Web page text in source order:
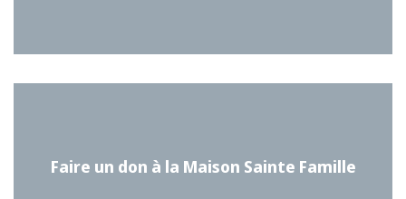
Faire un don à la Maison Sainte Famille